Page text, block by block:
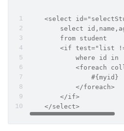
<select
select
        from student
<if test="list
            where id in
<foreach
                #{myid}
            </foreach>
        </if>
    </select>